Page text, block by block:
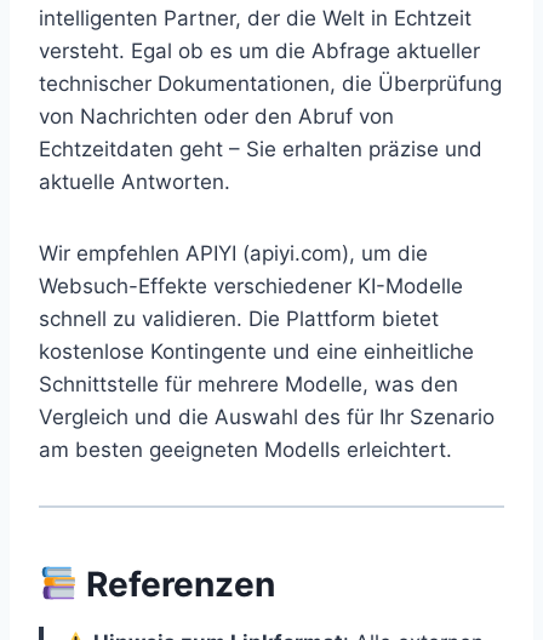
intelligenten Partner, der die Welt in Echtzeit
versteht. Egal ob es um die Abfrage aktueller
technischer Dokumentationen, die Überprüfung
von Nachrichten oder den Abruf von
Echtzeitdaten geht – Sie erhalten präzise und
aktuelle Antworten.
Wir empfehlen APIYI (apiyi.com), um die
Websuch-Effekte verschiedener KI-Modelle
schnell zu validieren. Die Plattform bietet
kostenlose Kontingente und eine einheitliche
Schnittstelle für mehrere Modelle, was den
Vergleich und die Auswahl des für Ihr Szenario
am besten geeigneten Modells erleichtert.
Referenzen